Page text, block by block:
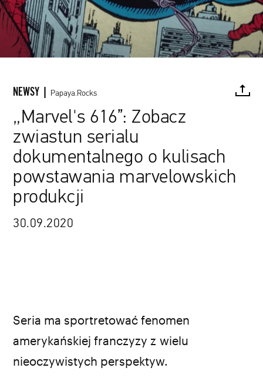
NEWSY | Papaya.Rocks
„Marvel's 616”: Zobacz
zwiastun serialu
dokumentalnego o kulisach
powstawania marvelowskich
produkcji
30.09.2020
FACEBOOK TWITTER PINTEREST MAIL
Seria ma sportretować fenomen
amerykańskiej franczyzy z wielu
nieoczywistych perspektyw.